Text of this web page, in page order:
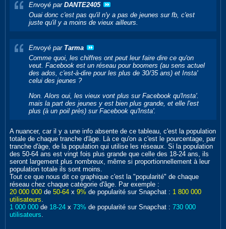
Envoyé par DANTE2405
Ouai donc c'est pas qu'il n'y a pas de jeunes sur fb, c'est
juste qu'il y a moins de vieux ailleurs.
Envoyé par Tarma
Comme quoi, les chiffres ont peut leur faire dire ce qu'on
veut. Facebook est un réseau pour boomers (au sens actuel
des ados, c'est-à-dire pour les plus de 30/35 ans) et Insta'
celui des jeunes ?
Non. Alors oui, les vieux vont plus sur Facebook qu'Insta'.
mais la part des jeunes y est bien plus grande, et elle l'est
plus (à un poil près) sur Facebook qu'Insta'.
A nuancer, car il y a une info absente de ce tableau, c'est la population
totale de chaque tranche d'âge. Là ce qu'on a c'est le pourcentage, par
tranche d'àge, de la population qui utilise les réseaux. Si la population
des 50-64 ans est vingt fois plus grande que celle des 18-24 ans, ils
seront largement plus nombreux, même si proportionnellement à leur
population totale ils sont moins.
Tout ce que nous dit ce graphique c'est la "popularité" de chaque
réseau chez chaque catégorie d'âge. Par exemple :
20 000 000 de 50-64 x 9% de popularité sur Snapchat : 1 800 000
utilisateurs
1 000 000 de 18-24 x 73% de popularité sur Snapchat : 730 000
utilisateurs